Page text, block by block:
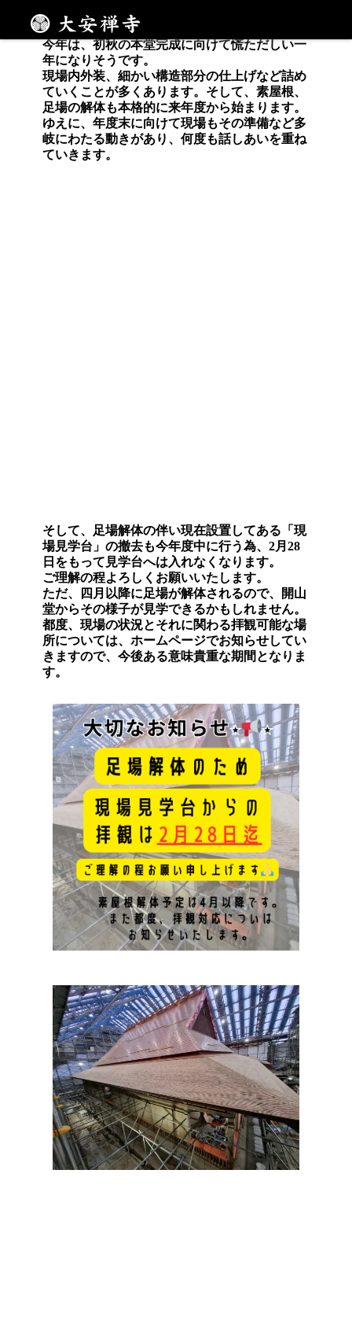
年度末に向けて
今年は、初秋の本堂完成に向けて慌ただしい一
年になりそうです。
現場内外装、細かい構造部分の仕上げなど詰め
ていくことが多くあります。そして、素屋根、
足場の解体も本格的に来年度から始まります。
ゆえに、年度末に向けて現場もその準備など多
岐にわたる動きがあり、何度も話しあいを重ね
ていきます。
そして、足場解体の伴い現在設置してある「現
場見学台」の撤去も今年度中に行う為、2月28
日をもって見学台へは入れなくなります。
ご理解の程よろしくお願いいたします。
ただ、四月以降に足場が解体されるので、開山
堂からその様子が見学できるかもしれません。
都度、現場の状況とそれに関わる拝観可能な場
所については、ホームページでお知らせしてい
きますので、今後ある意味貴重な期間となりま
す。